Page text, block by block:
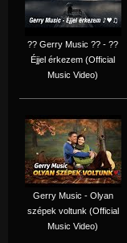
?? Gerry Music ?? - ??
Éjjel érkezem (Official
Music Video)
Gerry Music - Olyan
szépek voltunk (Official
Music Video)